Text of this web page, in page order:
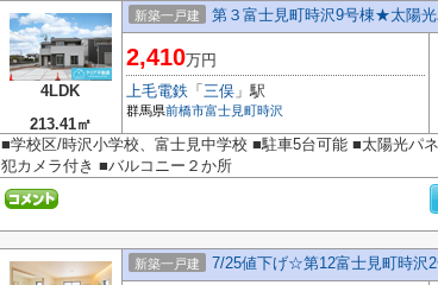
4LDK
213.41㎡
新築一戸建 第３富士見町時沢9号棟★太陽
2,410万円
上毛電鉄 「 三俣 」駅
群馬県前橋市富士見町時沢
■学校区/時沢小学校、富士見中学校 ■駐車5台可能 ■太陽光パ
犯カメラ付き ■バルコニー２か所
新築一戸建 7/25値下げ☆第12富士見町時沢